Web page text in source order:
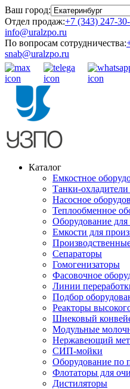
Ваш город:
Отдел продаж:+7 (343) 247-30-
info@uralzpo.ru
По вопросам сотрудничества:
snab@uralzpo.ru
Каталог
Емкостное
Танки-
Насосное
Теплообменное
Оборудование
Емкости для
Сепараторы
Гомогенизаторы
Фасовочное
Линии
Подбор
Реакторы
Шнековый
Модульные
Нержавеющий
СИП-мойки
Оборудование по
Флотаторы для
Дистиляторы